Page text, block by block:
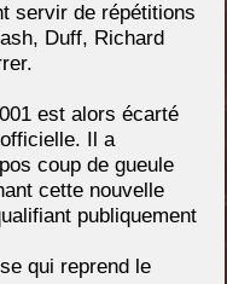
servir de répétitions
Duff, Richard
est alors écarté
Il a
coup de gueule
cette nouvelle
publiquement
qui reprend le